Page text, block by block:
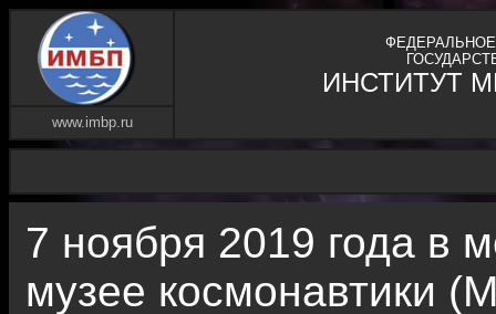
ИНСТИТУТ
www.imbp.ru
7 ноября 2019 года в
музее космонавтики